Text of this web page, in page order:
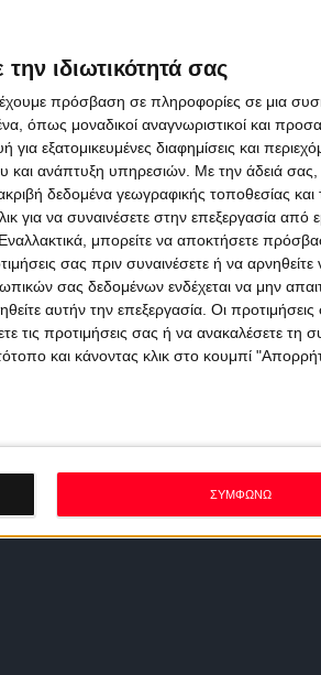
ιδιωτικότητά σας
έχουμε πρόσβαση σε πληροφορίες σε μια
όπως μοναδικοί αναγνωριστικοί και
εξατομικευμένες διαφημίσεις και
και ανάπτυξη υπηρεσιών. Με την άδειά σας,
δεδομένα γεωγραφικής τοποθεσίας
να συναινέσετε στην επεξεργασία από
μπορείτε να αποκτήσετε
σας πριν συναινέσετε ή να αρνηθείτε
σας δεδομένων ενδέχεται να μην
αυτήν την επεξεργασία. Οι
τις προτιμήσεις σας ή να ανακαλέσετε τη
και κάνοντας κλικ στο κουμπί
ΣΥΜΦΩΝΩ